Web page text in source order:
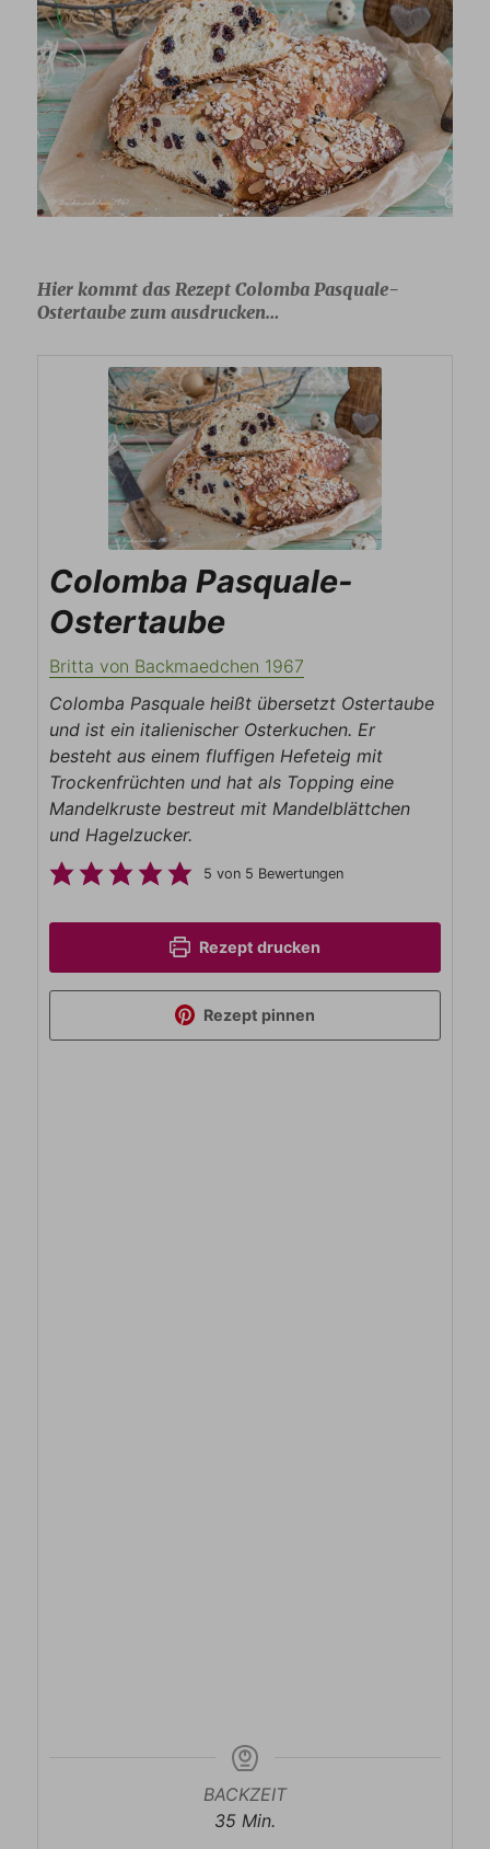
Hier kommt das Rezept Colomba Pasquale-
Ostertaube zum ausdrucken…
Colomba Pasquale-
Ostertaube
Britta von Backmaedchen 1967
Colomba Pasquale heißt übersetzt Ostertaube
und ist ein italienischer Osterkuchen. Er
besteht aus einem fluffigen Hefeteig mit
Trockenfrüchten und hat als Topping eine
Mandelkruste bestreut mit Mandelblättchen
und Hagelzucker.
5 von 5 Bewertungen
Rezept drucken
Rezept pinnen
BACKZEIT
35Minuten
Min.